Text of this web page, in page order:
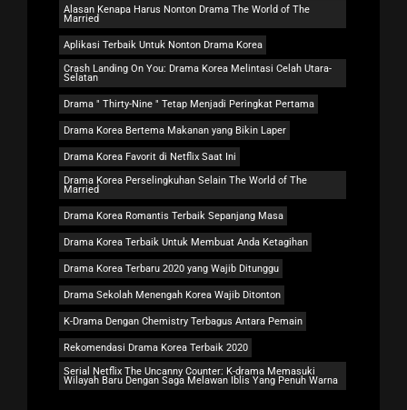
Alasan Kenapa Harus Nonton Drama The World of The
Married
Aplikasi Terbaik Untuk Nonton Drama Korea
Crash Landing On You: Drama Korea Melintasi Celah Utara-
Selatan
Drama " Thirty-Nine " Tetap Menjadi Peringkat Pertama
Drama Korea Bertema Makanan yang Bikin Laper
Drama Korea Favorit di Netflix Saat Ini
Drama Korea Perselingkuhan Selain The World of The
Married
Drama Korea Romantis Terbaik Sepanjang Masa
Drama Korea Terbaik Untuk Membuat Anda Ketagihan
Drama Korea Terbaru 2020 yang Wajib Ditunggu
Drama Sekolah Menengah Korea Wajib Ditonton
K-Drama Dengan Chemistry Terbagus Antara Pemain
Rekomendasi Drama Korea Terbaik 2020
Serial Netflix The Uncanny Counter: K-drama Memasuki
Wilayah Baru Dengan Saga Melawan Iblis Yang Penuh Warna